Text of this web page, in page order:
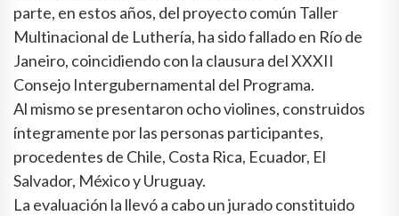
parte, en estos años, del proyecto común Taller
Multinacional de Luthería, ha sido fallado en Río de
Janeiro, coincidiendo con la clausura del XXXII
Consejo Intergubernamental del Programa.
Al mismo se presentaron ocho violines, construidos
íntegramente por las personas participantes,
procedentes de Chile, Costa Rica, Ecuador, El
Salvador, México y Uruguay.
La evaluación la llevó a cabo un jurado constituido